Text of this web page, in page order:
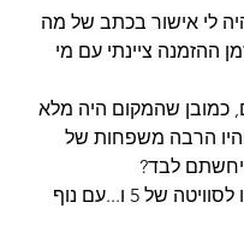
לי אישור בכתב של מה
ההזמנה ציינתי עם מי
כמובן שהמקום היה מלא
הרבה משפחות של
לבד?
כן, שידרגו אותנו לסוויטה של 5 ו...עם נוף